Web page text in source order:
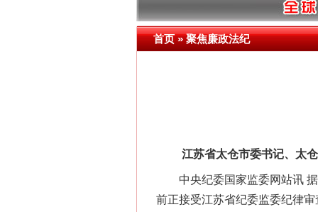
首页»聚焦廉政法纪
江苏省太仓市委书记、太仓
中央纪委国家监委网站讯 据
前正接受江苏省纪委监委纪律审